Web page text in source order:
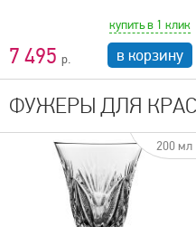
7 495
купить в 1 клик
в корзину
ФУЖЕРЫ ДЛЯ
200 мл